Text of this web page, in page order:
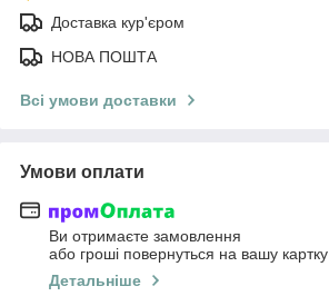
Доставка кур'єром
НОВА ПОШТА
Всі умови доставки
Умови оплати
Ви отримаєте замовлення
або гроші повернуться на вашу картку
Детальніше